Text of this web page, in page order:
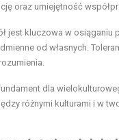
oraz umiejętność
jest kluczowa w
od własnych.
dla
różnymi kulturami i w